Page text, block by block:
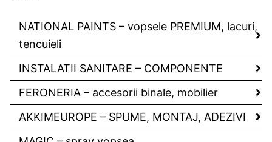
NATIONAL PAINTS – vopsele PREMIUM, lacuri,
tencuieli
INSTALATII SANITARE – COMPONENTE
FERONERIA – accesorii binale, mobilier
AKKIMEUROPE – SPUME, MONTAJ, ADEZIVI